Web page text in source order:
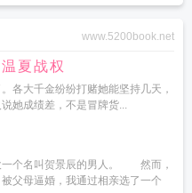
www.5200book.net
夏战权
各大千金纷纷打赌她能坚持几天，
她成绩差，不是冒牌货...
一个名叫贺景辰的男人。 然而，
母逼婚，我通过相亲选了一个